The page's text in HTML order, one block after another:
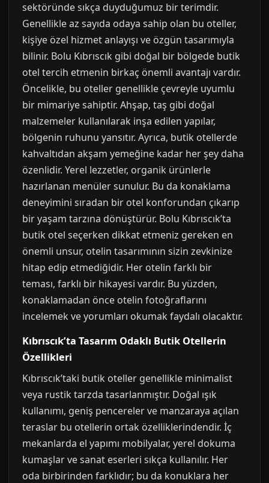
sektöründe sıkça duyduğumuz bir terimdir.
Genellikle az sayıda odaya sahip olan bu oteller,
kişiye özel hizmet anlayışı ve özgün tasarımıyla
bilinir. Bolu Kıbrıscık gibi doğal bir bölgede butik
otel tercih etmenin birkaç önemli avantajı vardır.
Öncelikle, bu oteller genellikle çevreyle uyumlu
bir mimariye sahiptir. Ahşap, taş gibi doğal
malzemeler kullanılarak inşa edilen yapılar,
bölgenin ruhunu yansıtır. Ayrıca, butik otellerde
kahvaltıdan akşam yemeğine kadar her şey daha
özenlidir. Yerel lezzetler, organik ürünlerle
hazırlanan menüler sunulur. Bu da konaklama
deneyimini sıradan bir otel konforundan çıkarıp
bir yaşam tarzına dönüştürür. Bolu Kıbrıscık’ta
butik otel seçerken dikkat etmeniz gereken en
önemli unsur, otelin tasarımının sizin zevkinize
hitap edip etmediğidir. Her otelin farklı bir
teması, farklı bir hikayesi vardır. Bu yüzden,
konaklamadan önce otelin fotoğraflarını
incelemek ve yorumları okumak faydalı olacaktır.
Kıbrıscık’ta Tasarım Odaklı Butik Otellerin
Özellikleri
Kıbrıscık’taki butik oteller genellikle minimalist
veya rustik tarzda tasarlanmıştır. Doğal ışık
kullanımı, geniş pencereler ve manzaraya açılan
teraslar bu otellerin ortak özelliklerindendir. İç
mekanlarda el yapımı mobilyalar, yerel dokuma
kumaşlar ve sanat eserleri sıkça kullanılır. Her
oda birbirinden farklıdır; bu da konuklara her